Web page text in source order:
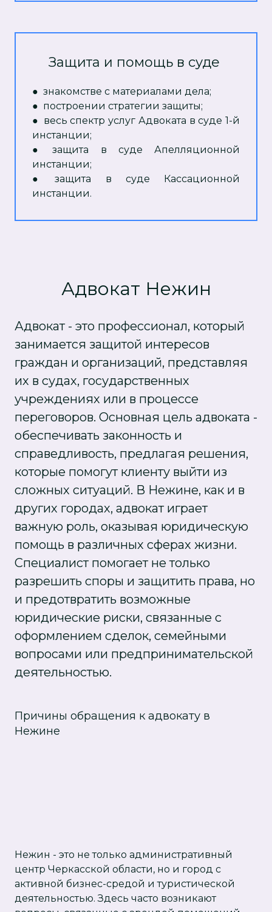
Защита и помощь в суде
● знакомстве с материалами дела;
● построении стратегии защиты;
● весь спектр услуг Адвоката в суде 1-й
инстанции;
●защита в суде Апелляционной
инстанции;
●защита в суде Кассационной
инстанции.
Адвокат Нежин
Адвокат - это профессионал, который
занимается защитой интересов
граждан и организаций, представляя
их в судах, государственных
учреждениях или в процессе
переговоров. Основная цель адвоката -
обеспечивать законность и
справедливость, предлагая решения,
которые помогут клиенту выйти из
сложных ситуаций. В Нежине, как и в
других городах, адвокат играет
важную роль, оказывая юридическую
помощь в различных сферах жизни.
Специалист помогает не только
разрешить споры и защитить права, но
и предотвратить возможные
юридические риски, связанные с
оформлением сделок, семейными
вопросами или предпринимательской
деятельностью.
Причины обращения к адвокату в
Нежине
Нежин - это не только административный
центр Черкасской области, но и город с
активной бизнес-средой и туристической
деятельностью. Здесь часто возникают